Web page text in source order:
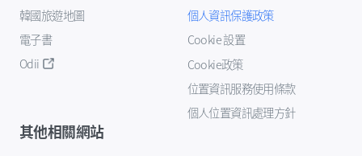
韓國旅遊地圖
電子書
Odii
個人資訊保護政策
Cookie 設置
Cookie政策
位置資訊服務使用條款
個人位置資訊處理方針
其他相關網站